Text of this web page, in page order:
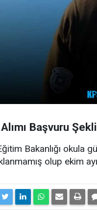
Başvuru
Bakanlığı okula
olup ekim